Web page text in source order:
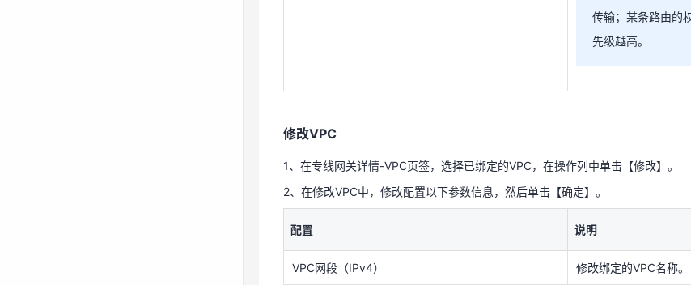
1、在专线网关详情-VPC页签，选择已绑定的VPC，在操作列中单击【修改】。
IP类型
IPv4：IPv4类型
IPv6：IPv6类型的
传输；某条路由的
先级越高。
修改VPC
1、在专线网关详情-VPC页签，选择已绑定的VPC，在操作列中单击【修改】。
2、在修改VPC中，修改配置以下参数信息，然后单击【确定】。
配置 说明
VPC网段（IPv4） 修改绑定的VPC名称。